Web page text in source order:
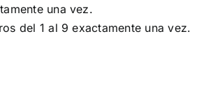
una vez.
del 1 al 9 exactamente una vez.